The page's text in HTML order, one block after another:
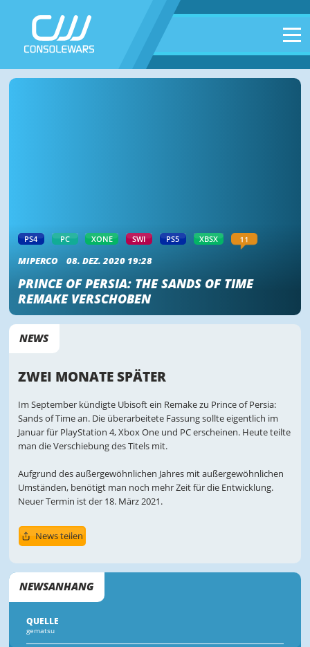
PS4 PC XONE SWI PS5 XBSX 11
MIPERCO 08. DEZ. 2020 19:28
PRINCE OF PERSIA: THE SANDS OF TIME
REMAKE VERSCHOBEN
NEWS
ZWEI MONATE SPÄTER
Im September kündigte Ubisoft ein Remake zu Prince of Persia:
Sands of Time an. Die überarbeitete Fassung sollte eigentlich im
Januar für PlayStation 4, Xbox One und PC erscheinen. Heute teilte
man die Verschiebung des Titels mit.
Aufgrund des außergewöhnlichen Jahres mit außergewöhnlichen
Umständen, benötigt man noch mehr Zeit für die Entwicklung.
Neuer Termin ist der 18. März 2021.
News teilen
NEWSANHANG
QUELLE
gematsu